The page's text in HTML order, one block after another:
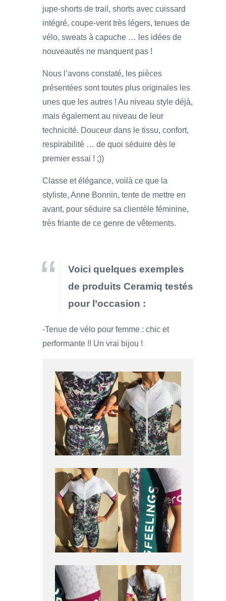
jupe-shorts de trail, shorts avec cuissard
intégré, coupe-vent très légers, tenues de
vélo, sweats à capuche … les idées de
nouveautés ne manquent pas !
Nous l’avons constaté, les pièces
présentées sont toutes plus originales les
unes que les autres ! Au niveau style déjà,
mais également au niveau de leur
technicité. Douceur dans le tissu, confort,
respirabilité … de quoi séduire dès le
premier essai ! ;))
Classe et élégance, voilà ce que la
styliste, Anne Bonnin, tente de mettre en
avant, pour séduire sa clientèle féminine,
très friante de ce genre de vêtements.
Voici quelques exemples
de produits Ceramiq testés
pour l’occasion :
-Tenue de vélo pour femme : chic et
performante !! Un vrai bijou !